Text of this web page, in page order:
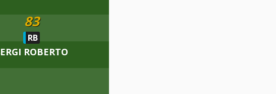
83
RB
ROBERTO